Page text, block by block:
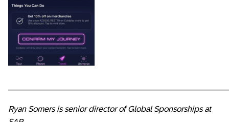
Ryan Somers is senior director of Global Sponsorships at